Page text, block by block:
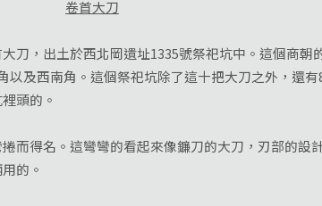
卷首大刀
，出土於西北岡遺址1335號祭祀坑中。這個商朝
及西南角。這個祭祀坑除了這十把大刀之外，還
頭的。
得名。這彎彎的看起來像鐮刀的大刀，刃部的設
的。